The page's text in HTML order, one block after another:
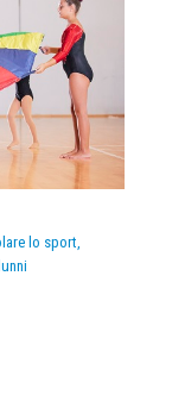
lo sport,